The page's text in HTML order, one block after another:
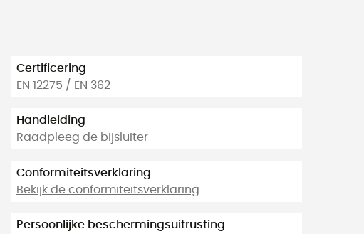
Certificering
EN 12275 / EN 362
Handleiding
Raadpleeg de bijsluiter
Conformiteitsverklaring
Bekijk de conformiteitsverklaring
Persoonlijke beschermingsuitrusting